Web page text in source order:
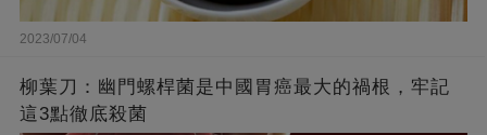
2023/07/04
柳葉刀：幽門螺桿菌是中國胃癌最大的禍根，牢記
這3點徹底殺菌